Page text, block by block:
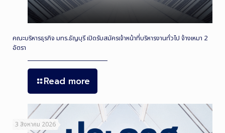
คณะบริหารธุรกิจ มทร.ธัญบุรี เปิดรับสมัครเจ้าหน้าที่บริหารงานทั่วไป จ้างเหมา 2
อัตรา
Read more
3 สิงหาคม 2026